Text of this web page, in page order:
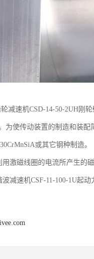
轮减速机CSD-14-50-2UH刚
为使传动装置的制造和装
或其它钢种制造。
用激磁线圈的电流所产生的
波减速机CSF-11-100-1U起